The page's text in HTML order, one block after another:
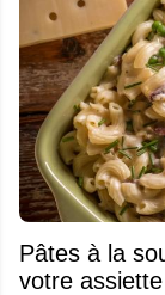
Pâtes à la
votre assiette